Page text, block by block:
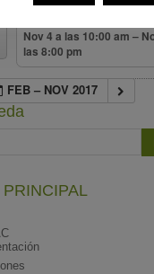
Nov 4 a las 10:00 am –
las 8:00 pm
FEB – NOV 2017